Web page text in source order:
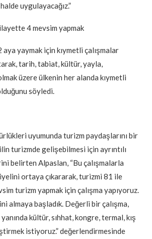
uygulayacağız.”
4 mevsim yapmak
yaymak için kıymetli çalışmalar
tarih, tabiat, kültür, yayla,
üzere ülkenin her alanda kıymetli
söyledi.
uyumunda turizm paydaşlarını bir
turizmde gelişebilmesi için ayrıntılı
belirten Alpaslan, “Bu çalışmalarla
ortaya çıkararak, turizmi 81 ile
turizm yapmak için çalışma yapıyoruz.
almaya başladık. Değerli bir çalışma,
kültür, sıhhat, kongre, termal, kış
istiyoruz.” değerlendirmesinde